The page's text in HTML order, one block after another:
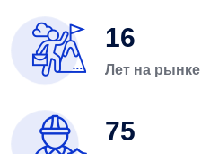
16
Лет на рынке
75